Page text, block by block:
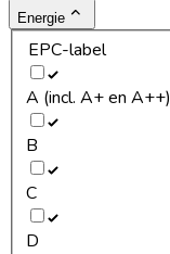
Energie
EPC-label
A (incl. A+ en A++)
B
C
D